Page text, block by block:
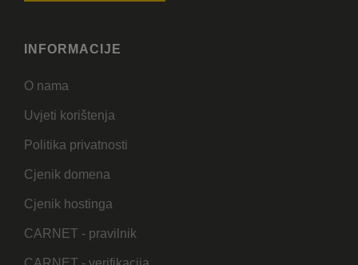
INFORMACIJE
O nama
Uvjeti korištenja
Politika privatnosti
Cjenik domena
Cjenik hostinga
CARNET - pravilnik